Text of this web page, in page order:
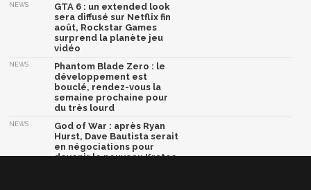
NEWS
GTA 6 : un extended look
sera diffusé sur Netflix fin
août, Rockstar Games
surprend la planète jeu
vidéo
NEWS
Phantom Blade Zero : le
développement est
bouclé, rendez-vous la
semaine prochaine pour
du très lourd
NEWS
God of War : après Ryan
Hurst, Dave Bautista serait
en négociations pour
devenir le nouveau Kratos